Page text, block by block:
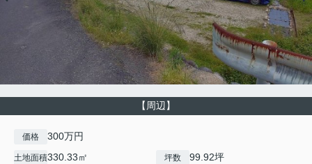
【周辺】
価格 300万円
土地面積330.33㎡ 坪数 99.92坪